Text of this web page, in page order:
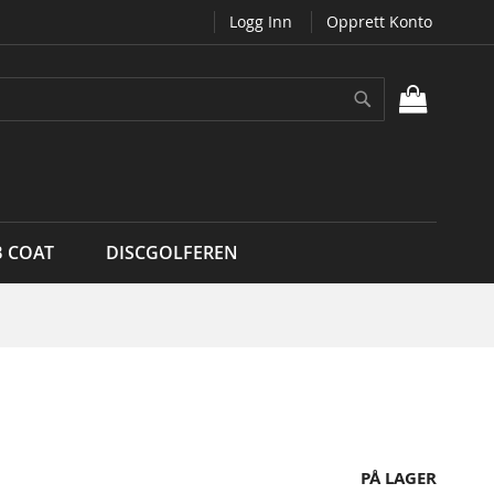
Logg Inn Opprett Konto
COAT DISCGOLFEREN
PÅ LAGER